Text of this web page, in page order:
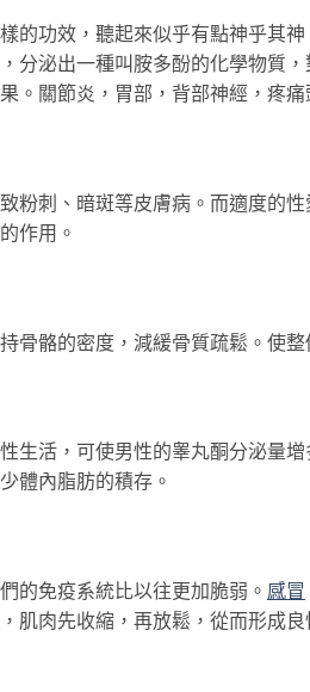
功效，聽起來似乎有點神乎其神
分泌出一種叫胺多酚的化學物質
。關節炎，胃部，背部神經，疼
刺、暗斑等皮膚病。而適度的性
作用。
骼的密度，減緩骨質疏鬆。使整
生活，可使男性的睾丸酮分泌量
體內脂肪的積存。
免疫系統比以往更加脆弱。 感冒
肌肉先收縮，再放鬆，從而形成